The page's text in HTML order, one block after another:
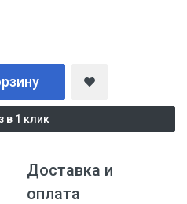
в 1 клик
Доставка и
оплата